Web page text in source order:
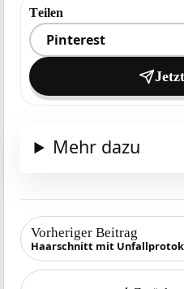
Teilen
Ziel zum Teilen auswählen
Mehr dazu
Vorheriger Beitrag
Haarschnitt mit